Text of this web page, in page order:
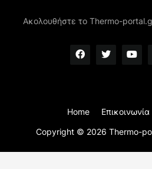
Ακολουθήστε το Thermo-
Copyright © 2026 Thermo-
Home Επικοινωνία